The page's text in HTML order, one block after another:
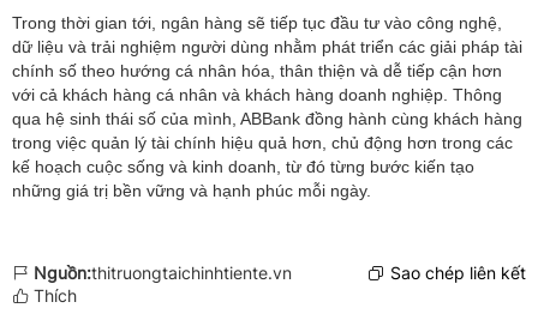
Trong thời gian tới, ngân hàng sẽ tiếp tục đầu tư vào công nghệ,
dữ liệu và trải nghiệm người dùng nhằm phát triển các giải pháp tài
chính số theo hướng cá nhân hóa, thân thiện và dễ tiếp cận hơn
với cả khách hàng cá nhân và khách hàng doanh nghiệp. Thông
qua hệ sinh thái số của mình, ABBank đồng hành cùng khách hàng
trong việc quản lý tài chính hiệu quả hơn, chủ động hơn trong các
kế hoạch cuộc sống và kinh doanh, từ đó từng bước kiến tạo
những giá trị bền vững và hạnh phúc mỗi ngày.
Nguồn:thitruongtaichinhtiente.vn
Sao chép liên kết
Thích